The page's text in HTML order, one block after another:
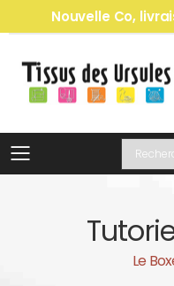
Nouvelle Co,
Toggle
Le